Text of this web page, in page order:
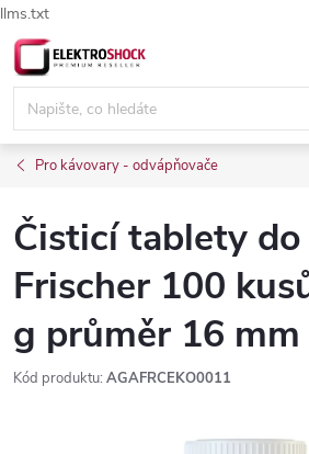
llms.txt
Přejít
na
obsah
Pro kávovary - odvápňovače
Čisticí tablety
Frischer 100
g průměr 16 mm
Kód produktu: AGAFRCEKO0011
Elektroshock.cz - Chat